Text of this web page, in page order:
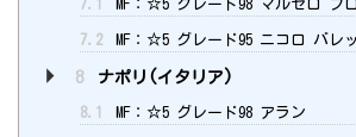
7.1 MF：☆5 グレード98 マルセロ ブ
7.2 MF：☆5 グレード95 ニコロ バレ
8 ナポリ(イタリア)
8.1 MF：☆5 グレード98 アラン